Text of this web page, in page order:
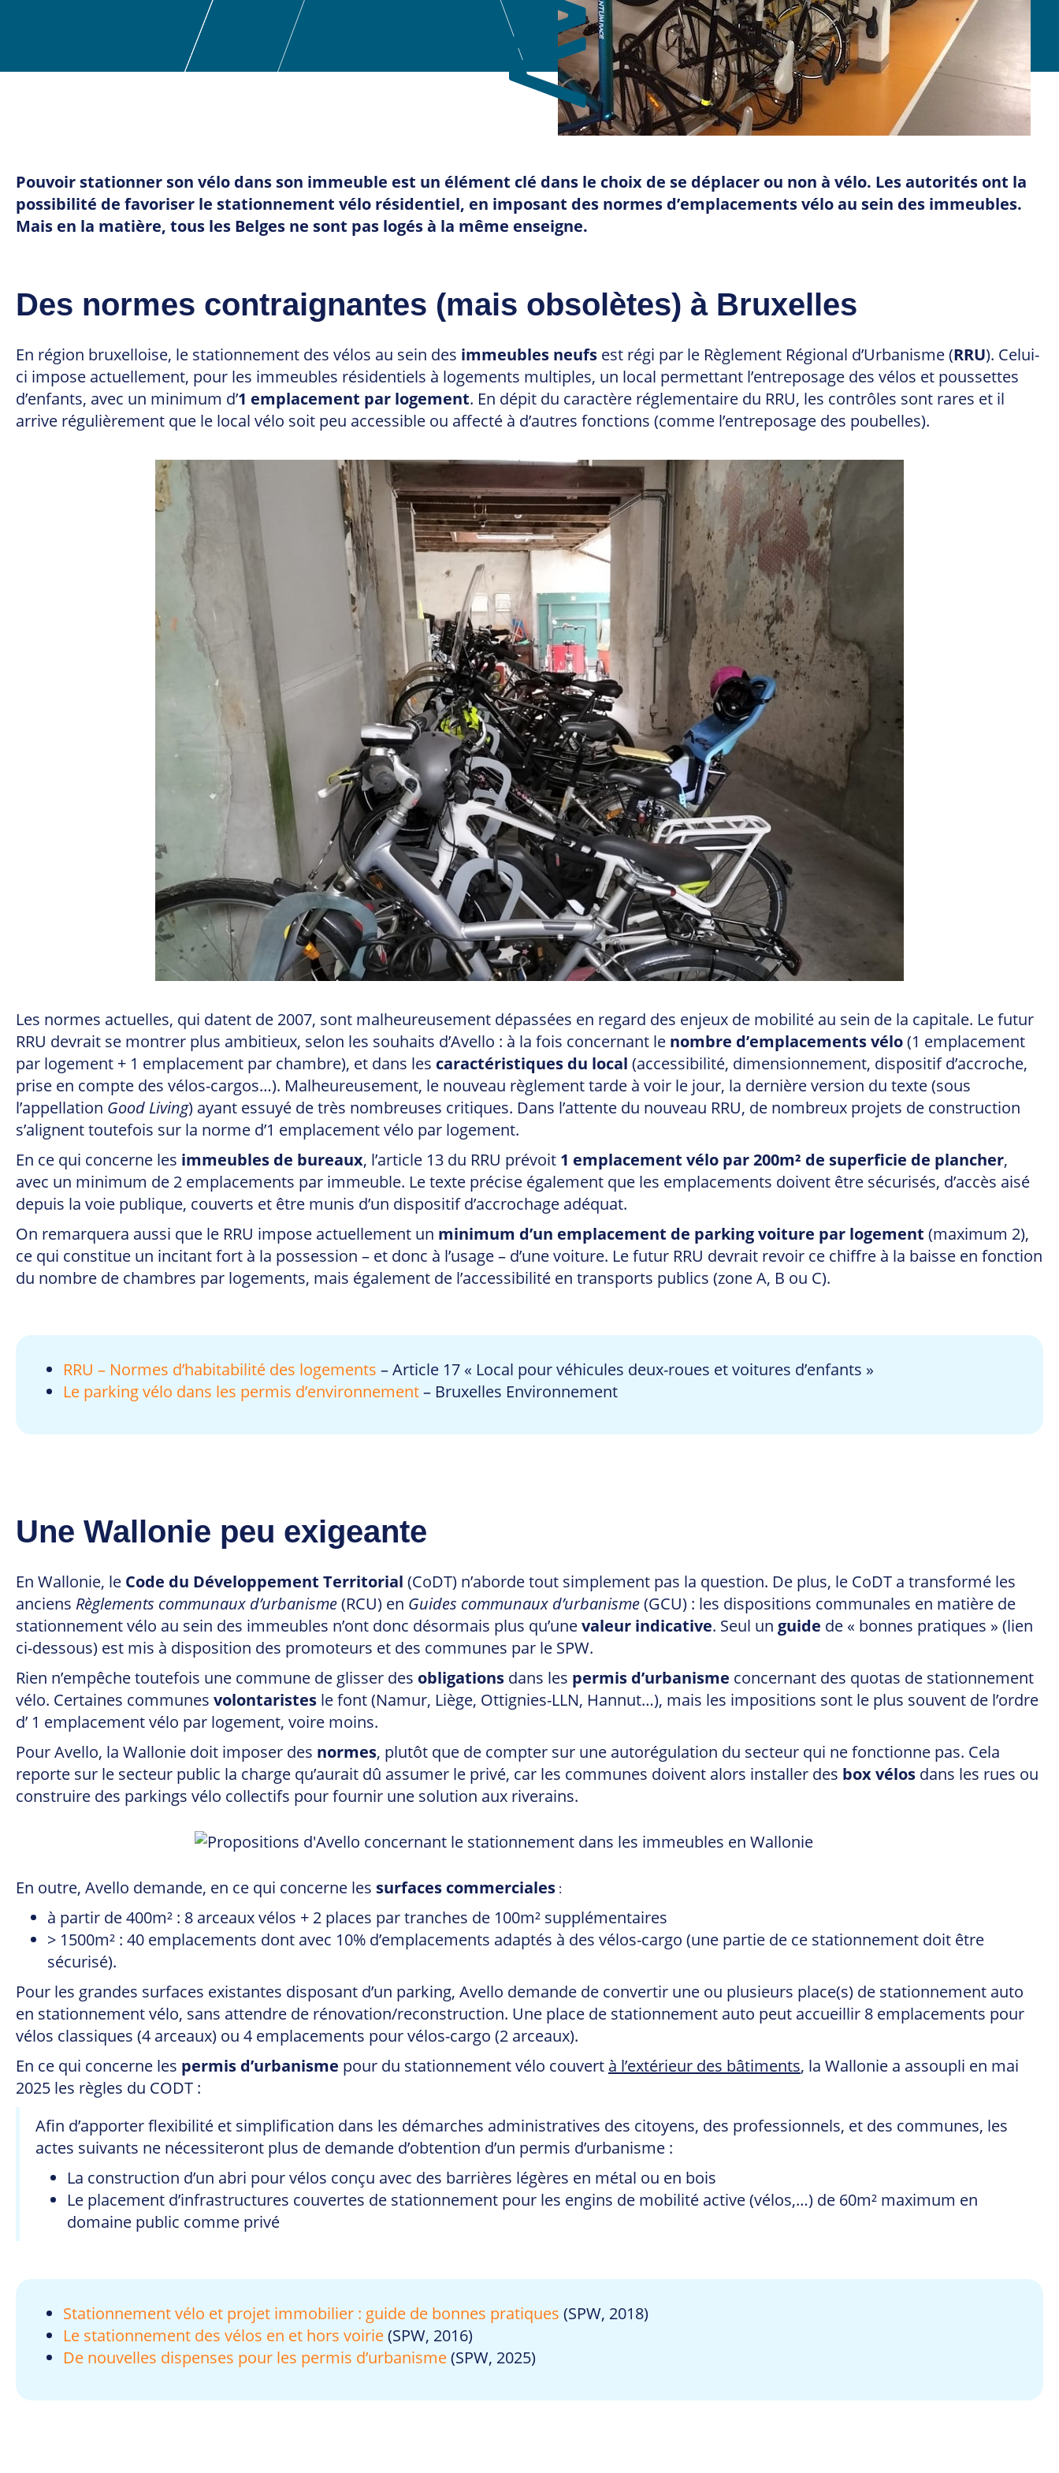
Pouvoir stationner son vélo dans son immeuble est un élément clé dans le choix de se déplacer ou non à vélo. Les autorités ont la
possibilité de favoriser le stationnement vélo résidentiel, en imposant des normes d’emplacements vélo au sein des immeubles.
Mais en la matière, tous les Belges ne sont pas logés à la même enseigne.
Des normes contraignantes (mais obsolètes) à Bruxelles
En région bruxelloise, le stationnement des vélos au sein des immeubles neufs est régi par le Règlement Régional d’Urbanisme (RRU). Celui-
ci impose actuellement, pour les immeubles résidentiels à logements multiples, un local permettant l’entreposage des vélos et poussettes
d’enfants, avec un minimum d’1 emplacement par logement. En dépit du caractère réglementaire du RRU, les contrôles sont rares et il
arrive régulièrement que le local vélo soit peu accessible ou affecté à d’autres fonctions (comme l’entreposage des poubelles).
Les normes actuelles, qui datent de 2007, sont malheureusement dépassées en regard des enjeux de mobilité au sein de la capitale. Le futur
RRU devrait se montrer plus ambitieux, selon les souhaits d’Avello : à la fois concernant le nombre d’emplacements vélo(1 emplacement
par logement + 1 emplacement par chambre), et dans les caractéristiques du local (accessibilité, dimensionnement, dispositif d’accroche,
prise en compte des vélos-cargos…). Malheureusement, le nouveau règlement tarde à voir le jour, la dernière version du texte (sous
l’appellation Good Living) ayant essuyé de très nombreuses critiques. Dans l’attente du nouveau RRU, de nombreux projets de construction
s’alignent toutefois sur la norme d’1 emplacement vélo par logement.
En ce qui concerne les immeubles de bureaux, l’article 13 du RRU prévoit 1 emplacement vélo par 200m² de superficie de plancher,
avec un minimum de 2 emplacements par immeuble. Le texte précise également que les emplacements doivent être sécurisés, d’accès aisé
depuis la voie publique, couverts et être munis d’un dispositif d’accrochage adéquat.
On remarquera aussi que le RRU impose actuellement un minimum d’un emplacement de parking voiture par logement (maximum 2),
ce qui constitue un incitant fort à la possession – et donc à l’usage – d’une voiture. Le futur RRU devrait revoir ce chiffre à la baisse en fonction
du nombre de chambres par logements, mais également de l’accessibilité en transports publics (zone A, B ou C).
RRU – Normes d’habitabilité des logements – Article 17 « Local pour véhicules deux-roues et voitures d’enfants »
Le parking vélo dans les permis d’environnement– Bruxelles Environnement
Une Wallonie peu exigeante
En Wallonie, le Code du Développement Territorial (CoDT) n’aborde tout simplement pas la question. De plus, le CoDT a transformé les
anciens Règlements communaux d’urbanisme(RCU) en Guides communaux d’urbanisme(GCU) : les dispositions communales en matière de
stationnement vélo au sein des immeubles n’ont donc désormais plus qu’unevaleur indicative. Seul un guide de « bonnes pratiques » (lien
ci-dessous) est mis à disposition des promoteurs et des communes par le SPW.
Rien n’empêche toutefois une commune de glisser des obligations dans les permis d’urbanisme concernant des quotas de stationnement
vélo. Certaines communes volontaristes le font (Namur, Liège, Ottignies-LLN, Hannut…), mais les impositions sont le plus souvent de l’ordre
d’ 1 emplacement vélo par logement, voire moins.
Pour Avello, la Wallonie doit imposer des normes, plutôt que de compter sur une autorégulation du secteur qui ne fonctionne pas. Cela
reporte sur le secteur public la charge qu’aurait dû assumer le privé, car les communes doivent alors installer des box vélos dans les rues ou
construire des parkings vélo collectifs pour fournir une solution aux riverains.
En outre, Avello demande, en ce qui concerne les surfaces commerciales :
à partir de 400m² : 8 arceaux vélos + 2 places par tranches de 100m² supplémentaires
> 1500m² : 40 emplacements dont avec 10% d’emplacements adaptés à des vélos-cargo (une partie de ce stationnement doit être
sécurisé).
Pour les grandes surfaces existantes disposant d’un parking, Avello demande de convertir une ou plusieurs place(s) de stationnement auto
en stationnement vélo, sans attendre de rénovation/reconstruction. Une place de stationnement auto peut accueillir 8 emplacements pour
vélos classiques (4 arceaux) ou 4 emplacements pour vélos-cargo (2 arceaux).
En ce qui concerne les permis d’urbanisme pour du stationnement vélo couvert à l’extérieur des bâtiments, la Wallonie a assoupli en mai
2025 les règles du CODT :
Afin d’apporter flexibilité et simplification dans les démarches administratives des citoyens, des professionnels, et des communes, les
actes suivants ne nécessiteront plus de demande d’obtention d’un permis d’urbanisme :
La construction d’un abri pour vélos conçu avec des barrières légères en métal ou en bois
Le placement d’infrastructures couvertes de stationnement pour les engins de mobilité active (vélos,…) de 60m² maximum en
domaine public comme privé
Stationnement vélo et projet immobilier : guide de bonnes pratiques (SPW, 2018)
Le stationnement des vélos en et hors voirie(SPW, 2016)
De nouvelles dispenses pour les permis d’urbanisme(SPW, 2025)